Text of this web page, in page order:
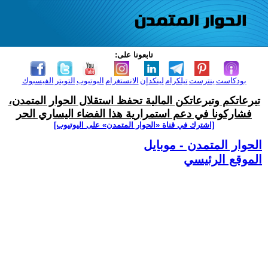
تابعونا على:
الفيسبوك التويتر اليوتيوب الانستغرام لينكدإن تيلكرامبنترست بودكاست
تبرعاتكم وتبرعاتكن المالية تحفظ استقلال الحوار المتمدن،
فشاركونا في دعم استمرارية هذا الفضاء اليساري الحر
[اشترك في قناة ‫«الحوار المتمدن» على اليوتيوب]
الحوار المتمدن - موبايل
الموقع الرئيسي